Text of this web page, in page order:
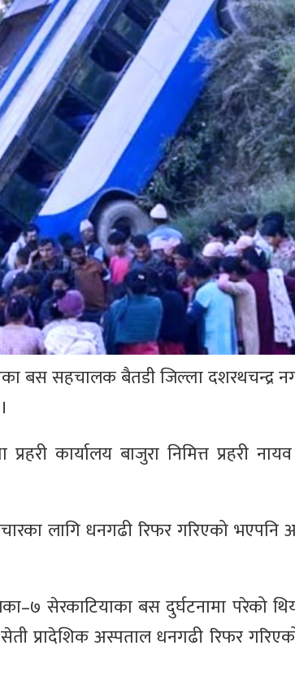
बस सहचालक बैतडी जिल्ला दशरथचन्द्र
कार्यालय बाजुरा निमित्त प्रहरी
लागि धनगढी रिफर गरिएको भएपनि
सेरकाटियाका बस दुर्घटनामा परेको
प्रादेशिक अस्पताल धनगढी रिफर